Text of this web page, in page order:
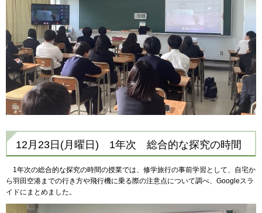
12月23日(月曜日) 1年次 総合的な探究の時間
1年次の総合的な探究の時間の授業では、修学旅行の事前学習として、自宅か
ら羽田空港までの行き方や飛行機に乗る際の注意点について調べ、Googleスラ
イドにまとめました。